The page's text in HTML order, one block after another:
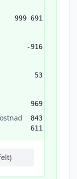
999 691
-916
53
969
843
611